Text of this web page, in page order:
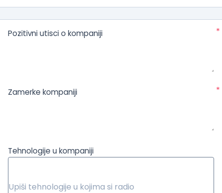
Pozitivni utisci o kompaniji *
Zamerke kompaniji *
Tehnologije u kompaniji
Upiši tehnologije u kojima si radio